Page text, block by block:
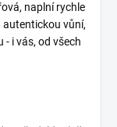
naplní rychle
autentickou vůní,
i vás, od všech